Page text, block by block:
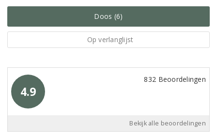
Doos (6)
Op verlanglijst
4.9
832 Beoordelingen
Bekijk alle beoordelingen